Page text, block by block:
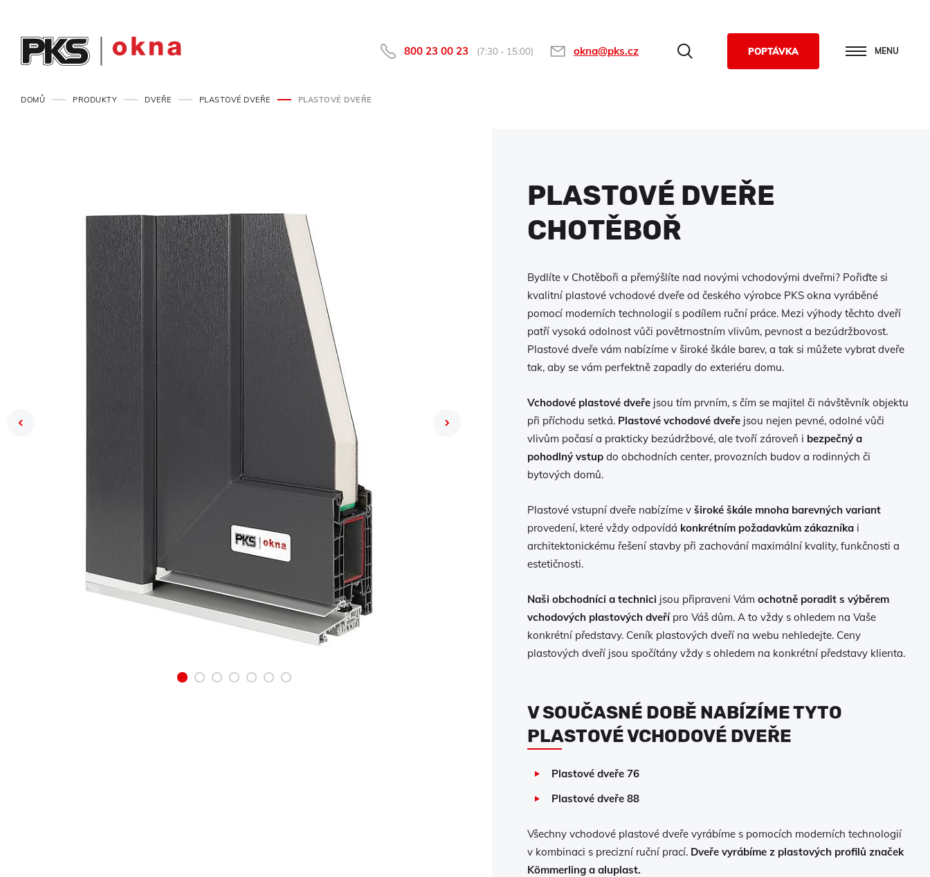
POPTÁVKA MENU
800 23 00 23 (7:30 - 15:00) okna@pks.cz
DOMŮ PRODUKTY DVEŘE PLASTOVÉ DVEŘE PLASTOVÉ DVEŘE
PLASTOVÉ DVEŘE
CHOTĚBOŘ
Bydlíte v Chotěboři a přemýšlíte nad novými vchodovými dveřmi? Pořiďte si
kvalitní plastové vchodové dveře od českého výrobce PKS okna vyráběné
pomocí moderních technologií s podílem ruční práce. Mezi výhody těchto dveří
patří vysoká odolnost vůči povětrnostním vlivům, pevnost a bezúdržbovost.
Plastové dveře vám nabízíme v široké škále barev, a tak si můžete vybrat dveře
tak, aby se vám perfektně zapadly do exteriéru domu.
Vchodové plastové dveřejsou tím prvním, s čím se majitel či návštěvník objektu
při příchodu setká. Plastové vchodové dveřejsou nejen pevné, odolné vůči
vlivům počasí a prakticky bezúdržbové, ale tvoří zároveň i bezpečný a
pohodlný vstupdo obchodních center, provozních budov a rodinných či
bytových domů.
Plastové vstupní dveře nabízíme v široké škále mnoha barevných variant
provedení, které vždy odpovídá konkrétním požadavkům zákazníkai
architektonickému řešení stavby při zachování maximální kvality, funkčnosti a
estetičnosti.
Naši obchodníci a technici jsou připraveni Vám ochotně poradit s výběrem
vchodových plastových dveřípro Váš dům. A to vždy s ohledem na Vaše
konkrétní představy. Ceník plastových dveří na webu nehledejte. Ceny
plastových dveří jsou spočítány vždy s ohledem na konkrétní představy klienta.
V SOUČASNÉ DOBĚ NABÍZÍME TYTO
PLASTOVÉ VCHODOVÉ DVEŘE
Plastové dveře 76
Plastové dveře 88
Všechny vchodové plastové dveře vyrábíme s pomocích moderních technologií
v kombinaci s precizní ruční prací.Dveře vyrábíme z plastových profilů značek
Kömmerling a aluplast.